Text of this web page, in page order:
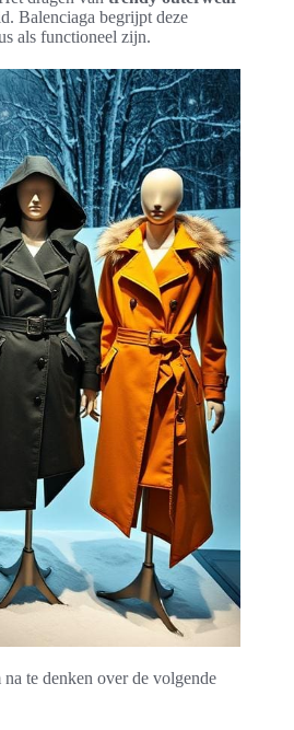
Balenciaga begrijpt deze
als functioneel zijn.
te denken over de volgende